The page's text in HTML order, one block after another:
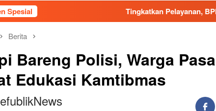
Spesial Tingkatkan Pelayanan, BPN Jakut Gelar
Berita
Bareng Polisi, Warga
Edukasi Kamtibmas